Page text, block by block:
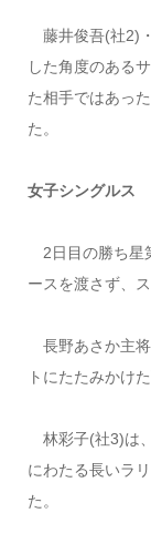
藤井俊吾(社2)
した角度のある
た相手ではあっ
た。
女子シングルス
2日目の勝ち星
ースを渡さず、
長野あさか主
トにたたみかけ
林彩子(社3)は
にわたる長いラ
た。